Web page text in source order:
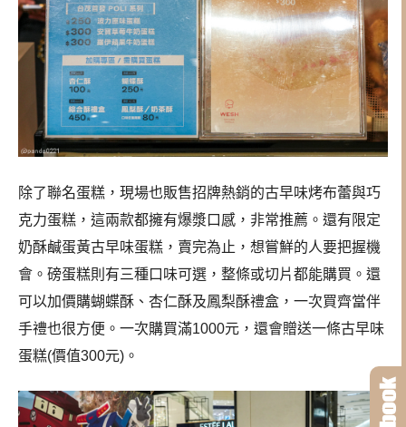
除了聯名蛋糕，現場也販售招牌熱銷的古早味烤布蕾與巧
克力蛋糕，這兩款都擁有爆漿口感，非常推薦。還有限定
奶酥鹹蛋黃古早味蛋糕，賣完為止，想嘗鮮的人要把握機
會。磅蛋糕則有三種口味可選，整條或切片都能購買。還
可以加價購蝴蝶酥、杏仁酥及鳳梨酥禮盒，一次買齊當伴
手禮也很方便。一次購買滿1000元，還會贈送一條古早味
蛋糕(價值300元)。